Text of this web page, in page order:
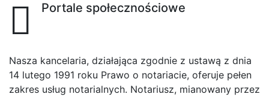
Portale społecznościowe
Nasza kancelaria, działająca zgodnie z ustawą z dnia
14 lutego 1991 roku Prawo o notariacie, oferuje pełen
zakres usług notarialnych. Notariusz, mianowany przez